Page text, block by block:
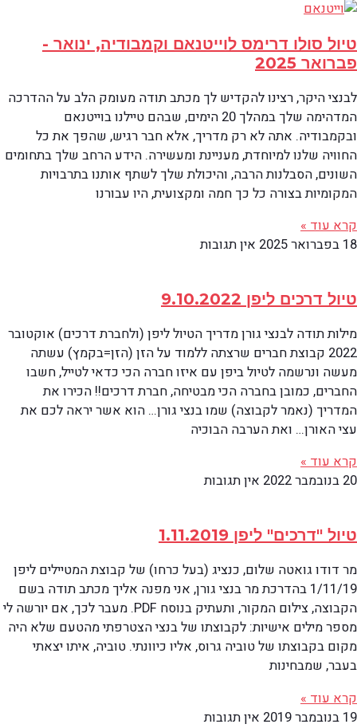
טיול סולו דרימס לוייטנאם וקמבודיה, ינואר -
פברואר 2025
לבנצי היקר, רצינו להקדיש לך מכתב תודה מעומק הלב על ההדרכה
המדהימה שלך במהלך 20 הימים, שבהם טיילנו בוייטנאם
ובקמבודיה. אתה לא רק מדריך, אלא חבר רגיש, שהפך את כל
החוויה שלנו למיוחדת, מעניינת ומעשירה. הידע הרחב שלך בתחומים
השונים, הסבלנות הרבה, והיכולת שלך לשתף אותנו בתרבויות
המקומיות בצורה כל כך חמה ומקצועית, היו עבורנו
קרא עוד »
18 בפברואר 2025
אין תגובות
טיול דרכים ליפן 9.10.2022
מילות תודה לבנצי גורן מדריך הטיול ליפן (ולחברת דרכים) אוקטובר
2022 קבוצת חברים שרצתה ללמוד על הזן (הזן=בקמץ) עשתה
מעשה ונרשמה לטיול ביפן עם איזו חברה הכי כדאי לטייל, חשבו
החברים, כמובן בחברה הכי מבטיחה, חברת דרכים!! הכירו את
המדריך (נאמר לקבוצה) שמו בנצי גורן… הוא אשר יראה לכם את
עצי האורן… ואת הערבה הבוכיה
קרא עוד »
20 בנובמבר 2022
אין תגובות
טיול "דרכים" ליפן 1.11.2019
מר דודו גואטה שלום, כנציג (בעל כרחו) של קבוצת המטיילים ליפן
1/11/19 בהדרכת מר בנצי גורן, אני מפנה אליך מכתב תודה בשם
הקבוצה, צילום המקור, ותעתיק בנוסח PDF. מעבר לכך, אם יורשה לי
מספר מילים אישיות: לקבוצתו של בנצי הצטרפתי מהטעם שלא היה
מקום בקבוצתו של טוביה גרוס, אליו כיוונתי. טוביה, איתו יצאתי
בעבר, שמבחינות
קרא עוד »
19 בנובמבר 2019
אין תגובות